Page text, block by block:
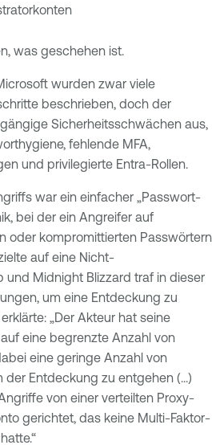
was geschehen ist.
wurden zwar viele
beschrieben, doch der
Sicherheitsschwächen aus,
fehlende MFA,
und privilegierte Entra-Rollen.
war ein einfacher „Passwort-
bei der ein Angreifer auf
oder kompromittierten Passwörtern
auf eine Nicht-
Midnight Blizzard traf in dieser
um eine Entdeckung zu
„Der Akteur hat seine
eine begrenzte Anzahl von
eine geringe Anzahl von
Entdeckung zu entgehen (...)
von einer verteilten Proxy-
gerichtet, das keine Multi-Faktor-